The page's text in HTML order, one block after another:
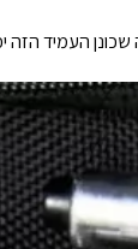
העמיד הזה